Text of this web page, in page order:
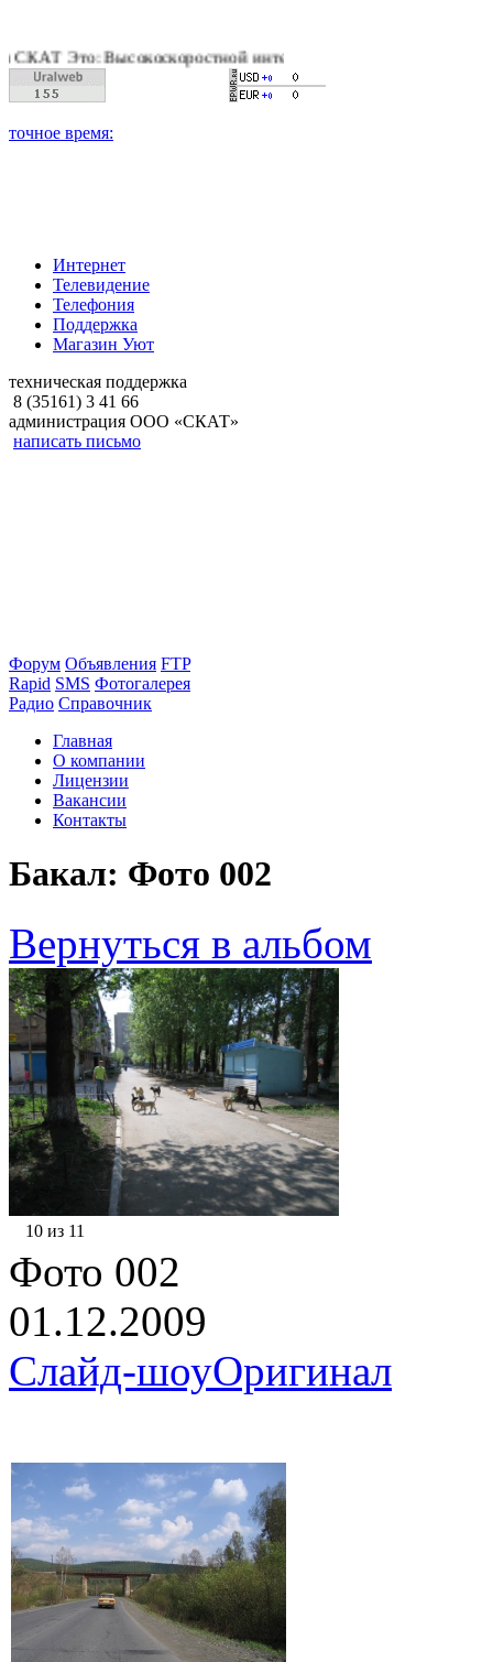
Это: Высокоскоростной интернет, качественное цифровое
Интернет
Телевидение
Телефония
Поддержка
Магазин Уют
техническая поддержка
8 (35161) 3 41 66
администрация ООО «СКАТ»
написать письмо
Форум Объявления FTP
Rapid SMS Фотогалерея
Радио Справочник
Главная
О компании
Лицензии
Вакансии
Контакты
Бакал: Фото 002
Вернуться в альбом
10 из 11
Фото 002
01.12.2009
Слайд-шоуОригинал